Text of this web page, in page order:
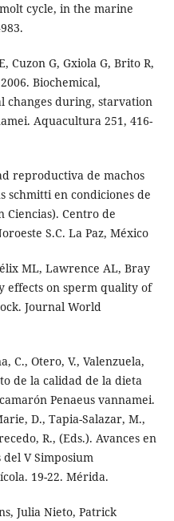
cycle, in the marine
Cuzon G, Gxiola G, Brito R,
Biochemical,
changes during, starvation
Aquacultura 251, 416-
reproductiva de machos
schmitti en condiciones de
Ciencias). Centro de
S.C. La Paz, México
ML, Lawrence AL, Bray
effects on sperm quality of
Journal World
C., Otero, V., Valenzuela,
de la calidad de la dieta
Penaeus vannamei.
D., Tapia-Salazar, M.,
R., (Eds.). Avances en
V Simposium
19-22. Mérida.
Julia Nieto, Patrick